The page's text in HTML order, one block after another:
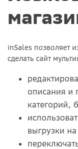
inSales позволяет
сделать сайт
описания и
категорий,
выгрузки